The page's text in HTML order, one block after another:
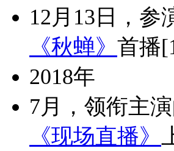
12月13日，参
《秋蝉》 首播
2018年
7月，领衔主
《现场直播》